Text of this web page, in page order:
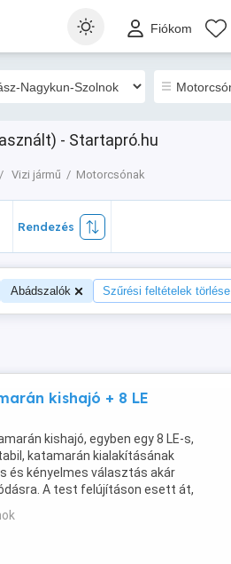
Fiókom
- Startapró.hu
Vizi jármű Motorcsónak
Rendezés
Abádszalók Szűrési feltételek törlése
kishajó + 8 LE
kishajó, egyben egy 8 LE-s,
katamarán kialakításának
és kényelmes választás akár
A test felújításon esett át,